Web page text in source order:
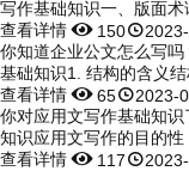
写作基础知识一、版面
查看详情 150
你知道企业公文怎么写
基础知识1. 结构的含义
查看详情652023-
你对应用文写作基础知
知识应用文写作的目的
查看详情 117